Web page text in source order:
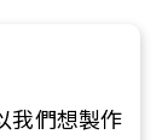
我們想製作